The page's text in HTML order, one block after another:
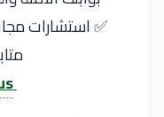
✅ استشارات